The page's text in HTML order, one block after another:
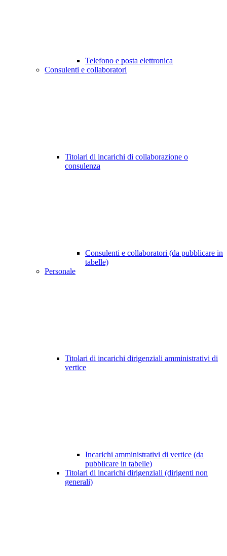
Telefono e posta elettronica
Consulenti e collaboratori
Titolari di incarichi di collaborazione o
consulenza
Consulenti e collaboratori (da pubblicare in
tabelle)
Personale
Titolari di incarichi dirigenziali amministrativi di
vertice
Incarichi amministrativi di vertice (da
pubblicare in tabelle)
Titolari di incarichi dirigenziali (dirigenti non
generali)